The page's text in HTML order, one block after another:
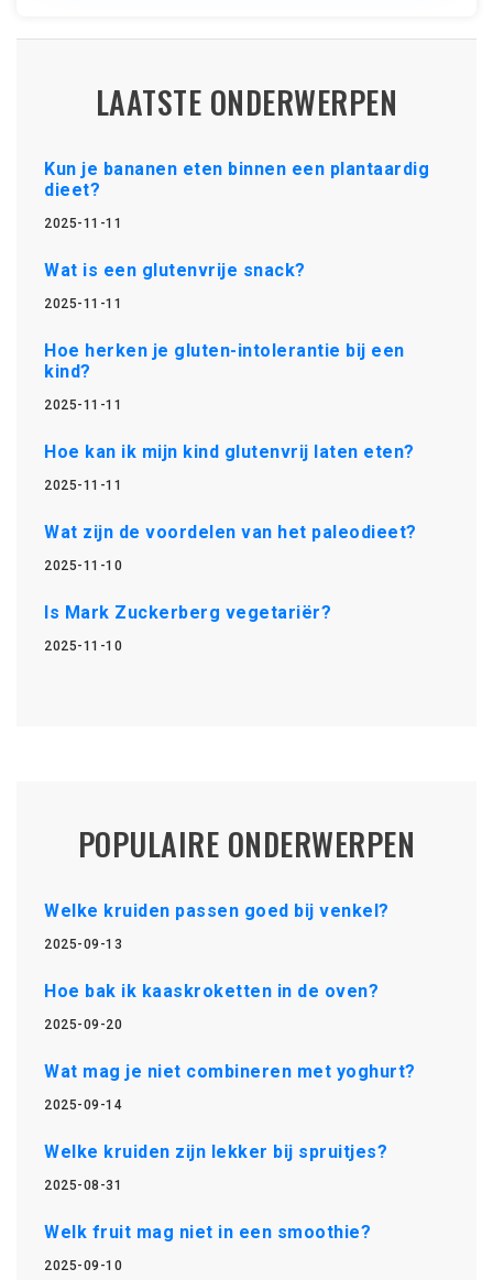
LAATSTE ONDERWERPEN
Kun je bananen eten binnen een plantaardig
dieet?
2025-11-11
Wat is een glutenvrije snack?
2025-11-11
Hoe herken je gluten-intolerantie bij een
kind?
2025-11-11
Hoe kan ik mijn kind glutenvrij laten eten?
2025-11-11
Wat zijn de voordelen van het paleodieet?
2025-11-10
Is Mark Zuckerberg vegetariër?
2025-11-10
POPULAIRE ONDERWERPEN
Welke kruiden passen goed bij venkel?
2025-09-13
Hoe bak ik kaaskroketten in de oven?
2025-09-20
Wat mag je niet combineren met yoghurt?
2025-09-14
Welke kruiden zijn lekker bij spruitjes?
2025-08-31
Welk fruit mag niet in een smoothie?
2025-09-10